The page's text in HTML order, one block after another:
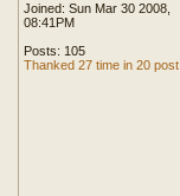
Joined: Sun Mar 30 2008,
08:41PM
Posts: 105
Thanked 27 time in 20 post